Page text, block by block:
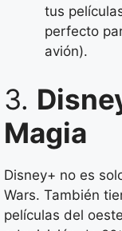
tus
perfecto
avión).
3.
Magia
Disney+ no es
Wars. También
películas del